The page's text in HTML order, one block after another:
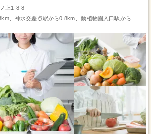
上1-8-8
、神水交差点駅から0.8km、動植物園入口駅から